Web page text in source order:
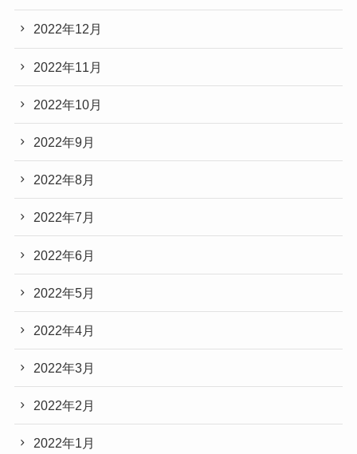
2022年12月
2022年11月
2022年10月
2022年9月
2022年8月
2022年7月
2022年6月
2022年5月
2022年4月
2022年3月
2022年2月
2022年1月